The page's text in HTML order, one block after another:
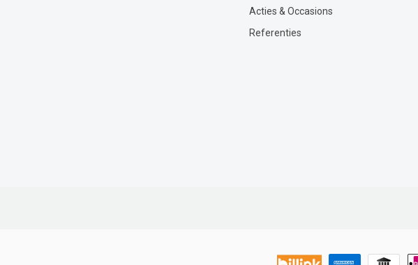
Acties & Occasions
Referenties